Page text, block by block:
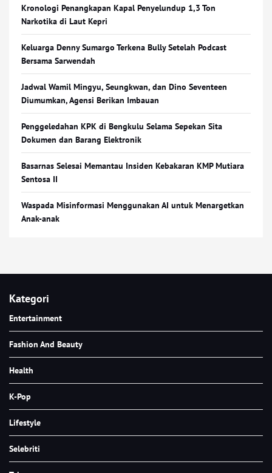
Kronologi Penangkapan Kapal Penyelundup 1,3 Ton
Narkotika di Laut Kepri
Keluarga Denny Sumargo Terkena Bully Setelah Podcast
Bersama Sarwendah
Jadwal Wamil Mingyu, Seungkwan, dan Dino Seventeen
Diumumkan, Agensi Berikan Imbauan
Penggeledahan KPK di Bengkulu Selama Sepekan Sita
Dokumen dan Barang Elektronik
Basarnas Selesai Memantau Insiden Kebakaran KMP Mutiara
Sentosa II
Waspada Misinformasi Menggunakan AI untuk Menargetkan
Anak-anak
Kategori
Entertainment
Fashion And Beauty
Health
K-Pop
Lifestyle
Selebriti